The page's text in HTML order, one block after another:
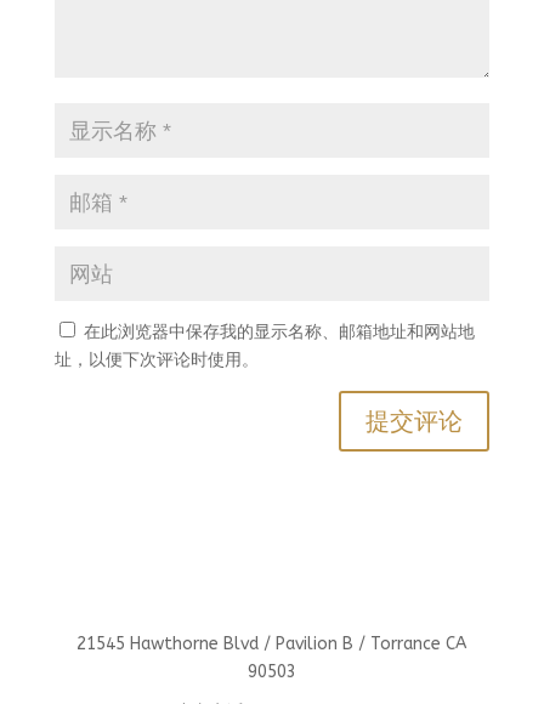
在此浏览器中保存我的显示名称、邮箱地址和网站地
址，以便下次评论时使用。
21545 Hawthorne Blvd / Pavilion B / Torrance CA
90503